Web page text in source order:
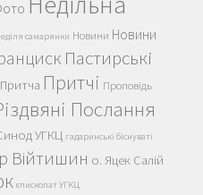
самарянки Новини Новини
Пастирські
Притча Притчі Проповідь
Послання
УГКЦ гадаринські біснуваті
Війтишин о. Яцек Салій
єпископат УГКЦ